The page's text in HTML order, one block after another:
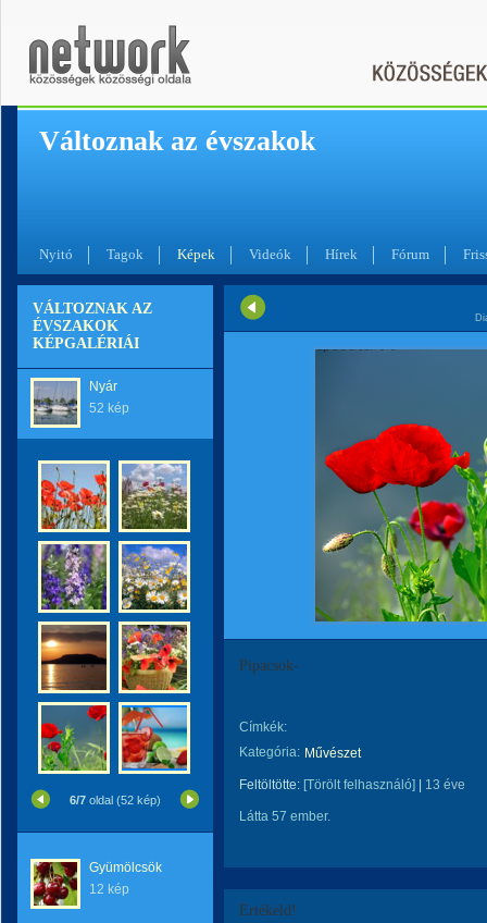
Változnak az évszakok
Nyitó Tagok Képek Videók Hírek Fórum
VÁLTOZNAK AZ
ÉVSZAKOK
KÉPGALÉRIÁI
Nyár
52 kép
6/7 oldal (52 kép)
Gyümölcsök
12 kép
Pipacsok-
Címkék:
Kategória: Művészet
Feltöltötte: [Törölt felhasználó] 13 éve
Látta 57 ember.
Értékeld!